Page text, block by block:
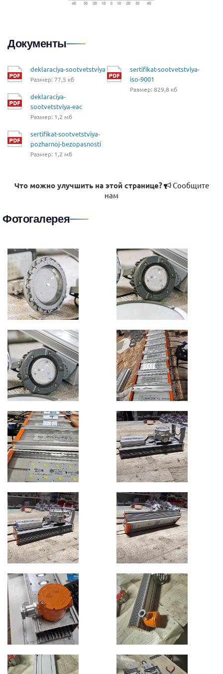
Документы
deklaraciya-sootvetstviya
Размер: 77,5 кб
deklaraciya-
sootvetstviya-eac
Размер: 1,2 мб
sertifikat-sootvetstviya-
pozharnoj-bezopasnosti
Размер: 1,2 мб
sertifikat-sootvetstviya-
iso-9001
Размер: 829,8 кб
Что можно улучшить на этой странице?
Сообщите
нам
Фотогалерея